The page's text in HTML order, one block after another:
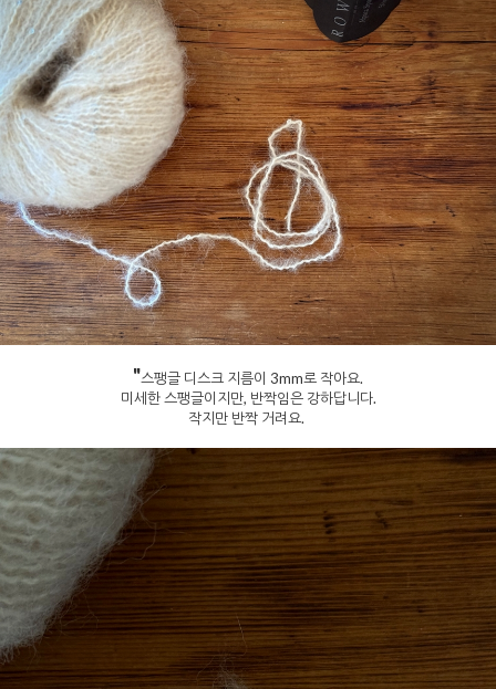
"스팽글 디스크 지름이 3mm로 작아요.
미세한 스팽글이지만, 반짝임은 강하답니다.
작지만 반짝 거려요.